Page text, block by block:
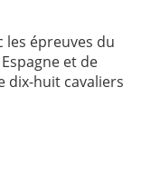
les épreuves du
et de
dix-huit cavaliers